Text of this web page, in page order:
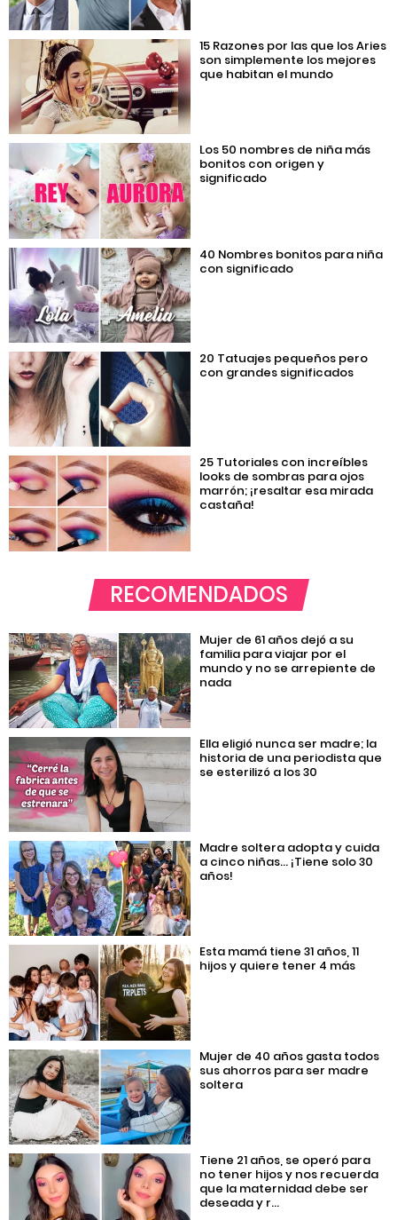
15 Razones por las que los Aries
son simplemente los mejores
que habitan el mundo
Los 50 nombres de niña más
bonitos con origen y
significado
40 Nombres bonitos para niña
con significado
20 Tatuajes pequeños pero
con grandes significados
25 Tutoriales con increíbles
looks de sombras para ojos
marrón; ¡resaltar esa mirada
castaña!
RECOMENDADOS
Mujer de 61 años dejó a su
familia para viajar por el
mundo y no se arrepiente de
nada
Ella eligió nunca ser madre; la
historia de una periodista que
se esterilizó a los 30
Madre soltera adopta y cuida
a cinco niñas… ¡Tiene solo 30
años!
Esta mamá tiene 31 años, 11
hijos y quiere tener 4 más
Mujer de 40 años gasta todos
sus ahorros para ser madre
soltera
Tiene 21 años, se operó para
no tener hijos y nos recuerda
que la maternidad debe ser
deseada y r...